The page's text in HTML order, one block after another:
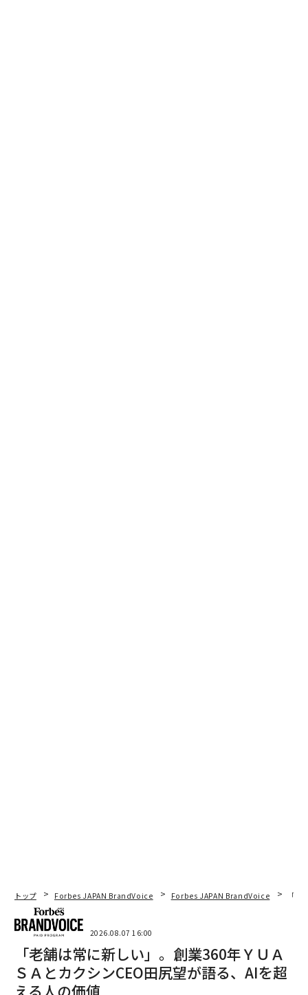
トップ Forbes JAPAN BrandVoice Forbes JAPAN BrandVoice 「
2026.08.07 16:00
「老舗は常に新しい」。創業360年ＹＵＡ
ＳＡとカクシンCEO田尻望が語る、AIを超
える人の価値